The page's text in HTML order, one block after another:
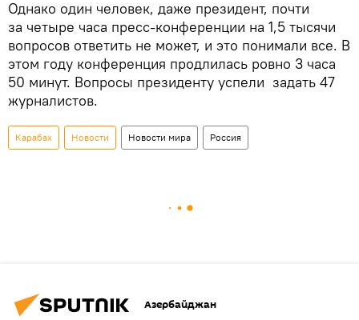
Однако один человек, даже президент, почти
за четыре часа пресс-конференции на 1,5 тысячи
вопросов ответить не может, и это понимали все. В
этом году конференция продлилась ровно 3 часа
50 минут. Вопросы президенту успели задать 47
журналистов.
Карабах Новости Новости мира Россия
Азербайджан